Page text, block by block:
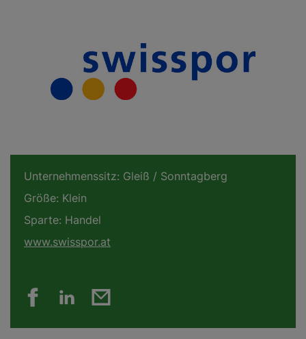
Unternehmenssitz: Gleiß / Sonntagberg
Größe: Klein
Sparte: Handel
www.swisspor.at